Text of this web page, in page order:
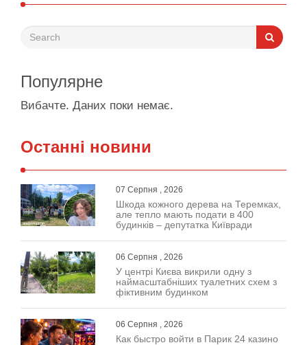
Популярне
Вибачте. Даних поки немає.
Останні новини
07 Серпня , 2026
Шкода кожного дерева на Теремках,
але тепло мають подати в 400
будинків – депутатка Київради
06 Серпня , 2026
У центрі Києва викрили одну з
наймасштабніших туалетних схем з
фіктивним будинком
06 Серпня , 2026
Как быстро войти в Парик 24 казино